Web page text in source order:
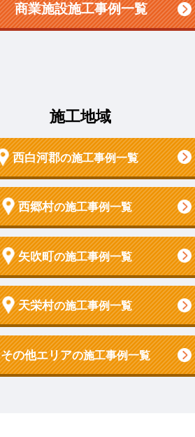
商業施設施工事例一覧
施工地域
西白河郡の施工事例一覧
西郷村の施工事例一覧
矢吹町の施工事例一覧
天栄村の施工事例一覧
その他エリアの施工事例一覧